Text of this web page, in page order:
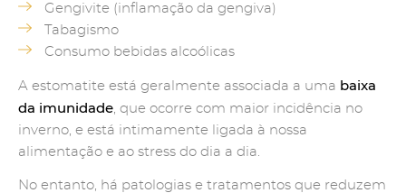
Gengivite (inflamação da gengiva)
Tabagismo
Consumo bebidas alcoólicas
A estomatite está geralmente associada a uma baixa
da imunidade , que ocorre com maior incidência no
inverno, e está intimamente ligada à nossa
alimentação e ao stress do dia a dia.
No entanto, há patologias e tratamentos que reduzem